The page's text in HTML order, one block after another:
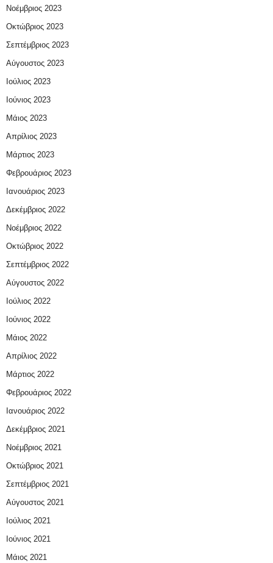
Νοέμβριος 2023
Οκτώβριος 2023
Σεπτέμβριος 2023
Αύγουστος 2023
Ιούλιος 2023
Ιούνιος 2023
Μάιος 2023
Απρίλιος 2023
Μάρτιος 2023
Φεβρουάριος 2023
Ιανουάριος 2023
Δεκέμβριος 2022
Νοέμβριος 2022
Οκτώβριος 2022
Σεπτέμβριος 2022
Αύγουστος 2022
Ιούλιος 2022
Ιούνιος 2022
Μάιος 2022
Απρίλιος 2022
Μάρτιος 2022
Φεβρουάριος 2022
Ιανουάριος 2022
Δεκέμβριος 2021
Νοέμβριος 2021
Οκτώβριος 2021
Σεπτέμβριος 2021
Αύγουστος 2021
Ιούλιος 2021
Ιούνιος 2021
Μάιος 2021